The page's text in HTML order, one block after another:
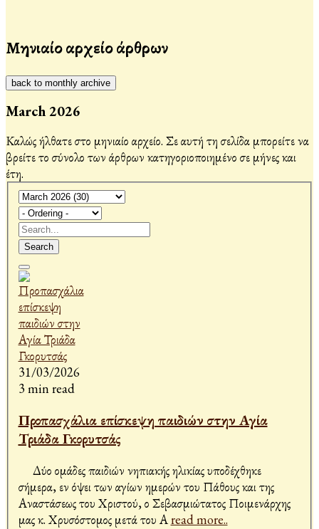
Μηνιαίο αρχείο άρθρων
back to monthly archive
March 2026
Καλώς ήλθατε στο μηνιαίο αρχείο. Σε αυτή τη σελίδα μπορείτε να
βρείτε το σύνολο των άρθρων κατηγοριοποιημένο σε μήνες και
έτη.
Search
31/03/2026
3 min read
Προπασχάλια επίσκεψη παιδιών στην Αγία
Τριάδα Γκορυτσάς
Δύο ομάδες παιδιών νηπιακής ηλικίας υποδέχθηκε
σήμερα, εν όψει των αγίων ημερών του Πάθους και της
Αναστάσεως του Χριστού, ο Σεβασμιώτατος Ποιμενάρχης
μας κ. Χρυσόστομος μετά του Αread more..